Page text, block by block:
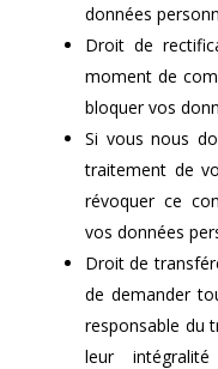
données
Droit de
moment de
bloquer vos
Si vous nous
traitement de
révoquer ce
vos données
Droit de
de demander
responsable du
leur